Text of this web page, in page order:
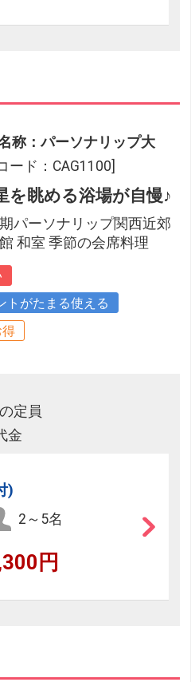
称：パーソナリップ大
ード：CAG1100]
を眺める浴場が自慢♪
パーソナリップ関西近郊
和室 季節の会席料理
トがたまる使える
定員
金
)
2～5名
円